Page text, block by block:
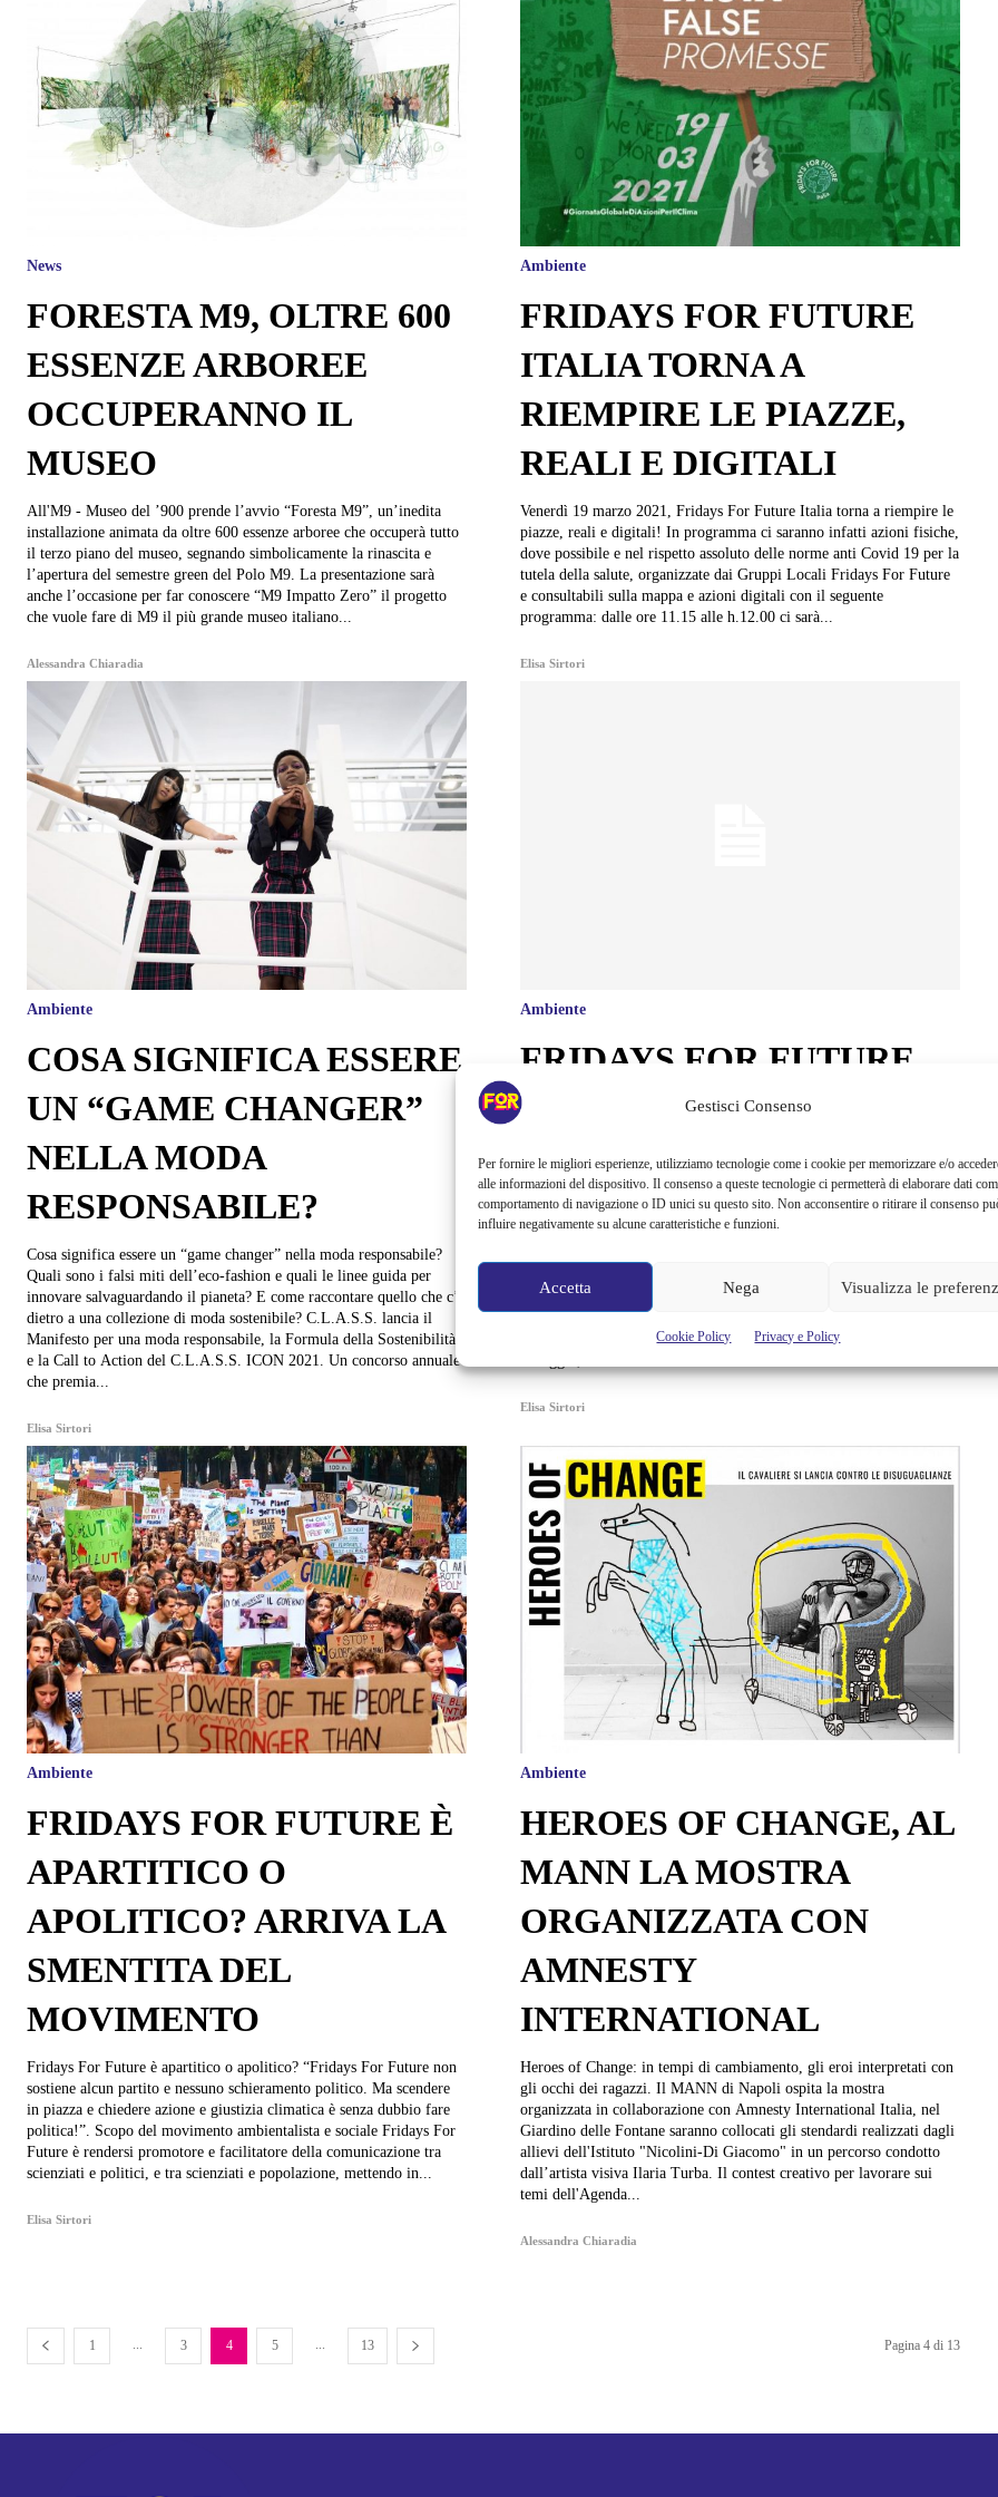
Gestisci Consenso
Per fornire le migliori esperienze, utilizziamo tecnologie come i cookie per memorizzare e/o
alle informazioni del dispositivo. Il consenso a queste tecnologie ci permetterà di elaborare dati
comportamento di navigazione o ID unici su questo sito. Non acconsentire o ritirare il consenso
influire negativamente su alcune caratteristiche e funzioni.
Accetta Nega Visualizza le
Cookie Policy Privacy e Policy
News
FORESTA M9, OLTRE 600
ESSENZE ARBOREE
OCCUPERANNO IL
MUSEO
All'M9 - Museo del ’900 prende l’avvio “Foresta M9”, un’inedita
installazione animata da oltre 600 essenze arboree che occuperà tutto
il terzo piano del museo, segnando simbolicamente la rinascita e
l’apertura del semestre green del Polo M9. La presentazione sarà
anche l’occasione per far conoscere “M9 Impatto Zero” il progetto
che vuole fare di M9 il più grande museo italiano...
Alessandra Chiaradia
Ambiente
FRIDAYS FOR FUTURE
ITALIA TORNA A
RIEMPIRE LE PIAZZE,
REALI E DIGITALI
Venerdì 19 marzo 2021, Fridays For Future Italia torna a riempire le
piazze, reali e digitali! In programma ci saranno infatti azioni fisiche,
dove possibile e nel rispetto assoluto delle norme anti Covid 19 per la
tutela della salute, organizzate dai Gruppi Locali Fridays For Future
e consultabili sulla mappa e azioni digitali con il seguente
programma: dalle ore 11.15 alle h.12.00 ci sarà...
Elisa Sirtori
Ambiente
COSA SIGNIFICA ESSERE
UN “GAME CHANGER”
NELLA MODA
RESPONSABILE?
Cosa significa essere un “game changer” nella moda responsabile?
Quali sono i falsi miti dell’eco-fashion e quali le linee guida per
innovare salvaguardando il pianeta? E come raccontare quello che c’è
dietro a una collezione di moda sostenibile? C.L.A.S.S. lancia il
Manifesto per una moda responsabile, la Formula della Sostenibilità
e la Call to Action del C.L.A.S.S. ICON 2021. Un concorso annuale
che premia...
Elisa Sirtori
Ambiente
FRIDAYS FOR FUTURE
ANNUNCIA LA DATA PER
IL PROSSIMO SCIOPERO
GLOBALE PER IL CLIMA
il mondo continua ad affrontare all'inizio dell’anno nuovo, le persone
azioni necessarie a contrastare la crisi climatica sono ancora un
Elisa Sirtori
Ambiente
FRIDAYS FOR FUTURE È
APARTITICO O
APOLITICO? ARRIVA LA
SMENTITA DEL
MOVIMENTO
Fridays For Future è apartitico o apolitico? “Fridays For Future non
sostiene alcun partito e nessuno schieramento politico. Ma scendere
in piazza e chiedere azione e giustizia climatica è senza dubbio fare
politica!”. Scopo del movimento ambientalista e sociale Fridays For
Future è rendersi promotore e facilitatore della comunicazione tra
scienziati e politici, e tra scienziati e popolazione, mettendo in...
Elisa Sirtori
Ambiente
HEROES OF CHANGE, AL
MANN LA MOSTRA
ORGANIZZATA CON
AMNESTY
INTERNATIONAL
Heroes of Change: in tempi di cambiamento, gli eroi interpretati con
gli occhi dei ragazzi. Il MANN di Napoli ospita la mostra
organizzata in collaborazione con Amnesty International Italia, nel
Giardino delle Fontane saranno collocati gli stendardi realizzati dagli
allievi dell'Istituto "Nicolini-Di Giacomo" in un percorso condotto
dall’artista visiva Ilaria Turba. Il contest creativo per lavorare sui
temi dell'Agenda...
Alessandra Chiaradia
1 ... 3 4 5 ... 13 Pagina 4 di 13